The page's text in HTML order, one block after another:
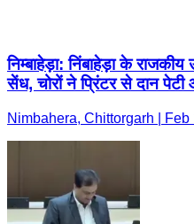
निम्बाहेड़ा: निंबाहेड़ा के राजकीय
सेंध, चोरों ने प्रिंटर से दान
Nimbahera, Chittorgarh | Feb